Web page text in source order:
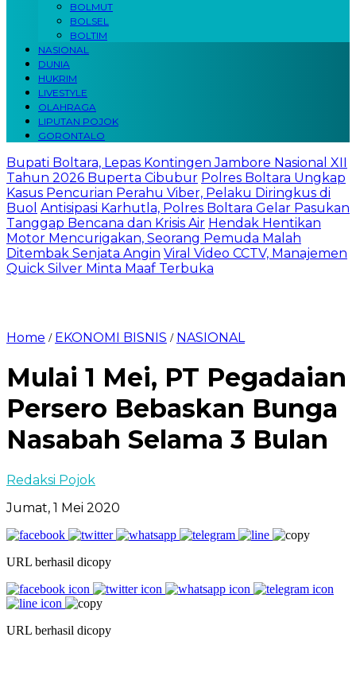
BOLMUT
BOLSEL
BOLTIM
NASIONAL
DUNIA
HUKRIM
LIVESTYLE
OLAHRAGA
LIPUTAN POJOK
GORONTALO
Bupati Boltara, Lepas Kontingen Jambore Nasional XII
Tahun 2026 Buperta Cibubur Polres Boltara Ungkap
Kasus Pencurian Perahu Viber, Pelaku Diringkus di
Buol Antisipasi Karhutla, Polres Boltara Gelar Pasukan
Tanggap Bencana dan Krisis Air Hendak Hentikan
Motor Mencurigakan, Seorang Pemuda Malah
Ditembak Senjata Angin Viral Video CCTV, Manajemen
Quick Silver Minta Maaf Terbuka
Home / EKONOMI BISNIS / NASIONAL
Mulai 1 Mei, PT Pegadaian
Persero Bebaskan Bunga
Nasabah Selama 3 Bulan
Redaksi Pojok
Jumat, 1 Mei 2020
URL berhasil dicopy
URL berhasil dicopy